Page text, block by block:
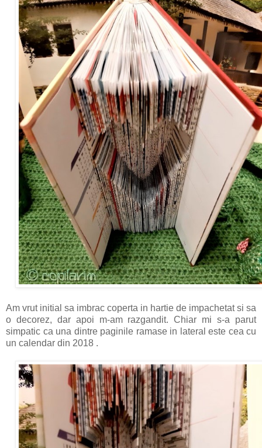
Am vrut initial sa imbrac coperta in hartie de impachetat si sa
o decorez, dar apoi m-am razgandit. Chiar mi s-a parut
simpatic ca una dintre paginile ramase in lateral este cea cu
un calendar din 2018 .